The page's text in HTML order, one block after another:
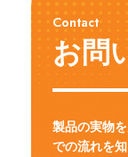
Contact
お問
製品の実物
での流れを知